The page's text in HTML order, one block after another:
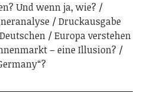
Und wenn ja, wie?
Druckausgabe
Europa verstehen
– eine Illusion?